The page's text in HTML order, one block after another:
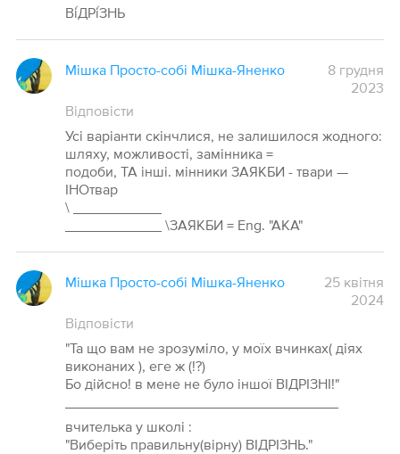
Ві́ДРі́ЗНЬ
Мішка Просто-собі Мішка-Яненко
8 грудня
2023
Відповісти
Усі варіанти скінчлися, не залишилося жодного:
шляху, можливості, замінника =
подоби, ТА інші. мінники ЗАЯКБИ - твари —
ІНОтвар
\ ___________
____________ \ЗАЯКБИ = Eng. "AKA"
Мішка Просто-собі Мішка-Яненко
25 квітня
2024
Відповісти
"Та що вам не зрозуміло, у моїх вчинках( діях
виконаних ), еге ж (!?)
Бо дійсно! в мене не було іншої ВІДРІЗНІ!"
вчителька у школі :
"Виберіть правильну(вірну) ВІДРІЗНЬ."